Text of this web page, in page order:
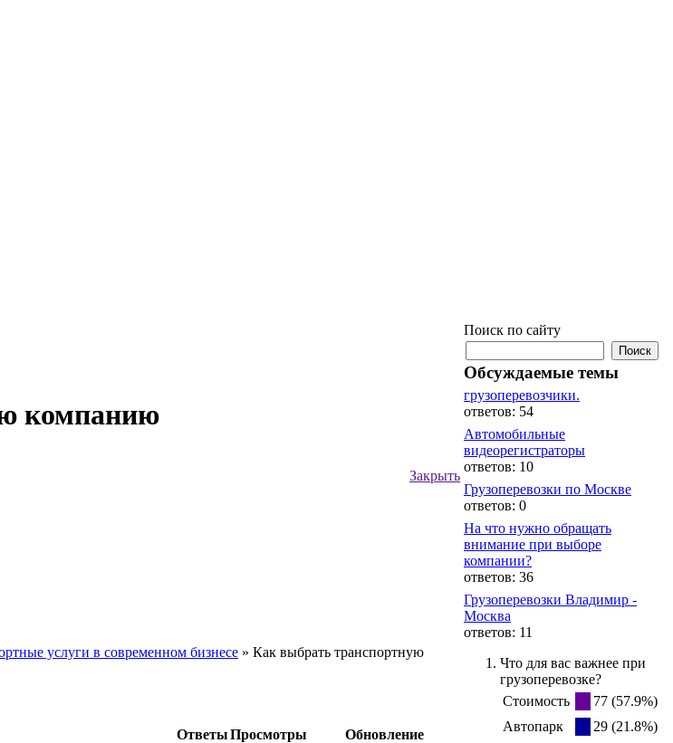
компанию
Закрыть
услуги в современном бизнесе » Как выбрать транспортную
ОтветыПросмотры
Обновление
Поиск по сайту
Обсуждаемые темы
грузоперевозчики.
ответов: 54
Автомобильные
видеорегистраторы
ответов: 10
Грузоперевозки по Москве
ответов: 0
На что нужно обращать
внимание при выборе
компании?
ответов: 36
Грузоперевозки Владимир -
Москва
ответов: 11
Что для вас важнее при
грузоперевозке?
Стоимость
77 (57.9%)
Автопарк
29 (21.8%)